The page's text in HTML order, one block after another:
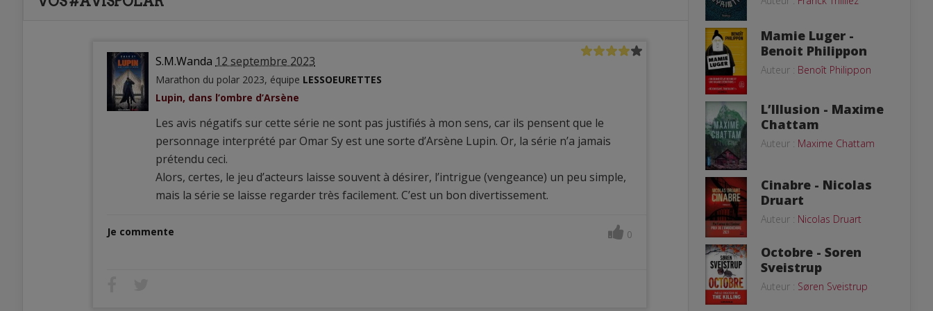
S.M.Wanda 12 septembre 2023
Marathon du polar 2023, équipe LESSOEURETTES
Lupin, dans l’ombre d’Arsène
Les avis négatifs sur cette série ne sont pas justifiés à mon sens, car ils pensent que le
personnage interprété par Omar Sy est une sorte d’Arsène Lupin. Or, la série n’a jamais
prétendu ceci.
Alors, certes, le jeu d’acteurs laisse souvent à désirer, l’intrigue (vengeance) un peu simple,
mais la série se laisse regarder très facilement. C’est un bon divertissement.
Je commente 0
Mamie Luger -
Benoit Philippon
Auteur : Benoît Philippon
L’Illusion - Maxime
Chattam
Auteur : Maxime Chattam
Cinabre - Nicolas
Druart
Auteur : Nicolas Druart
Octobre - Soren
Sveistrup
Auteur : Søren Sveistrup